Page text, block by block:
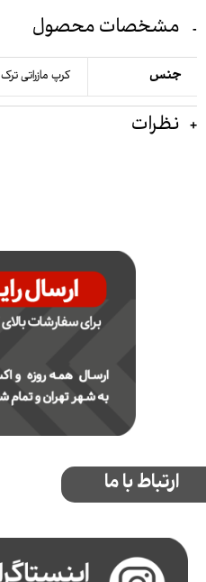
مشخصات محصول
جنس کرپ مازراتی ترک
نظرات
ارتباط با ما